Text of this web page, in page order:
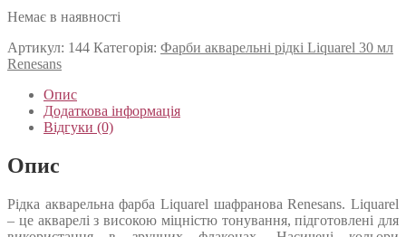
Немає в наявності
Артикул: 144 Категорія: Фарби акварельні рідкі Liquarel 30 мл
Renesans
Опис
Додаткова інформація
Відгуки (0)
Опис
Рідка акварельна фарба Liquarel шафранова Renesans. Liquarel
– це акварелі з високою міцністю тонування, підготовлені для